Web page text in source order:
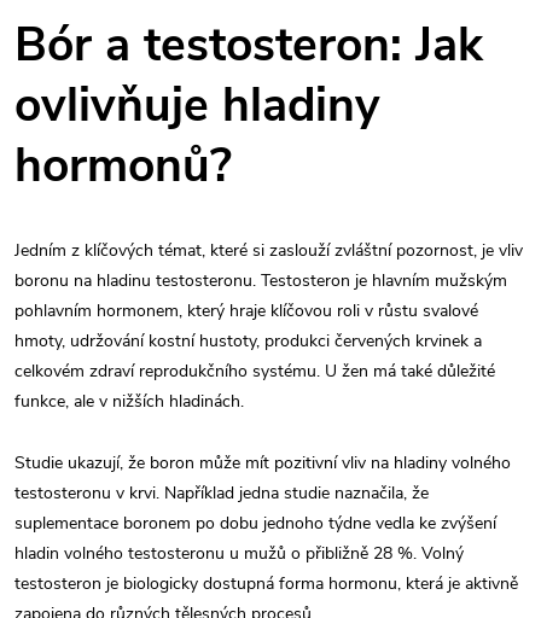
Bór a testosteron: Jak
ovlivňuje hladiny
hormonů?
Jedním z klíčových témat, které si zaslouží zvláštní pozornost, je vliv
boronu na hladinu testosteronu. Testosteron je hlavním mužským
pohlavním hormonem, který hraje klíčovou roli v růstu svalové
hmoty, udržování kostní hustoty, produkci červených krvinek a
celkovém zdraví reprodukčního systému. U žen má také důležité
funkce, ale v nižších hladinách.
Studie ukazují, že boron může mít pozitivní vliv na hladiny volného
testosteronu v krvi. Například jedna studie naznačila, že
suplementace boronem po dobu jednoho týdne vedla ke zvýšení
hladin volného testosteronu u mužů o přibližně 28 %. Volný
testosteron je biologicky dostupná forma hormonu, která je aktivně